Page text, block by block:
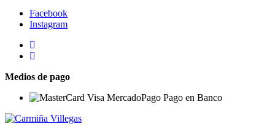
Facebook
Instagram
Medios de pago